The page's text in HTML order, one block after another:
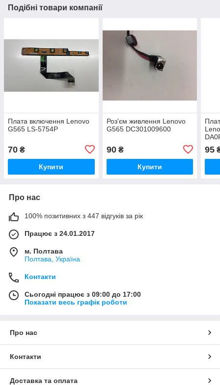
Подібні товари компанії
Плата включення Lenovo
G565 LS-5754P
70 ₴
Купити
Роз'єм живлення Lenovo
G565 DC301009600
90₴
Купити
95
Про нас
100% позитивних з 447 відгуків за рік
Працює з 24.01.2017
м. Полтава
Полтава, Україна
Контакти
Сьогодні працює з 09:00 до 17:00
Показати весь графік роботи
Про нас
Контакти
Доставка та оплата